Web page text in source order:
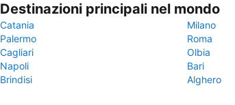
Destinazioni principali nel mondo
Catania
Milano
Palermo
Roma
Cagliari
Olbia
Napoli
Bari
Brindisi
Alghero